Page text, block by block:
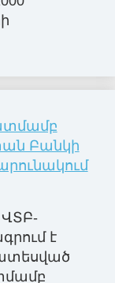
Բանկի
ՎՏԲ-
է